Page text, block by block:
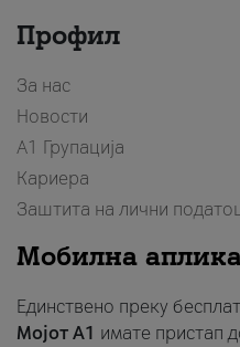
Профил
За нас
Новости
А1 Групација
Кариера
Заштита на лични
Мобилна
Единствено преку
Мојот A1 имате пристап